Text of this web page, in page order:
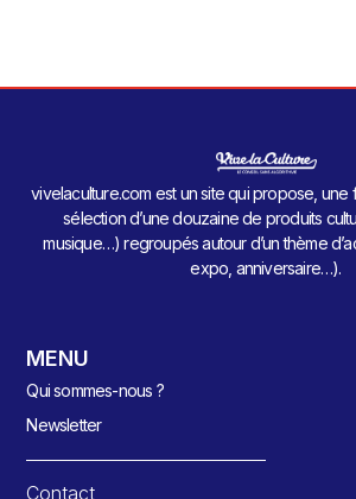
vivelaculture.com est un site qui propose, une
sélection d’une douzaine de produits
musique…) regroupés autour d’un thème
expo, anniversaire…).
MENU
Qui sommes-nous ?
Newsletter
Contact